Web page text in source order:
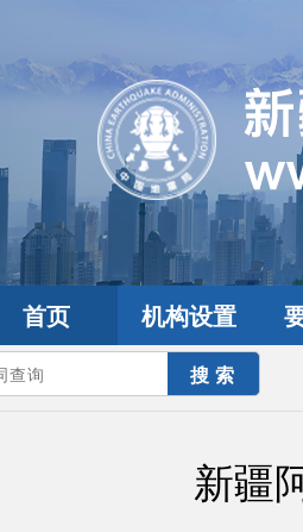
首页 机构设置
>地震频道 新疆震讯
新疆